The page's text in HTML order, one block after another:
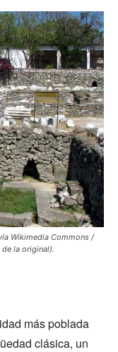
Wikimedia Commons /
la original).
más poblada
clásica, un